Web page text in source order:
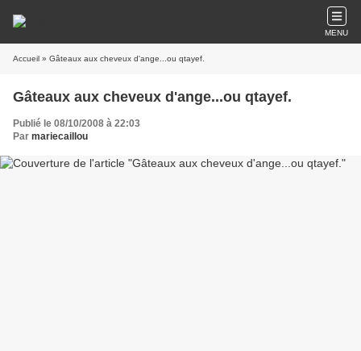
MENU
Accueil » Gâteaux aux cheveux d'ange...ou qtayef.
Gâteaux aux cheveux d'ange...ou qtayef.
Publié le 08/10/2008 à 22:03
Par mariecaillou